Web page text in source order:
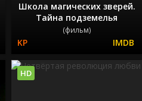
Школа магических зверей.
Тайна подземелья
(фильм)
HD